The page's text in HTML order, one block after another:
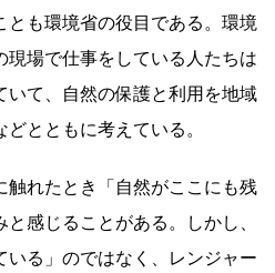
とも環境省の役目である。環境
場で仕事をしている人たちは
いて、自然の保護と利用を地域
とともに考えている。
触れたとき「自然がここにも残
感じることがある。しかし、
いる」のではなく、レンジャー